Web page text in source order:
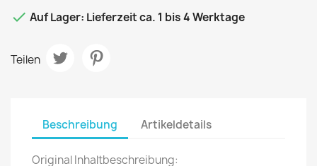
 Auf Lager: Lieferzeit ca. 1 bis 4 Werktage
Teilen
Beschreibung Artikeldetails
Original Inhaltbeschreibung: